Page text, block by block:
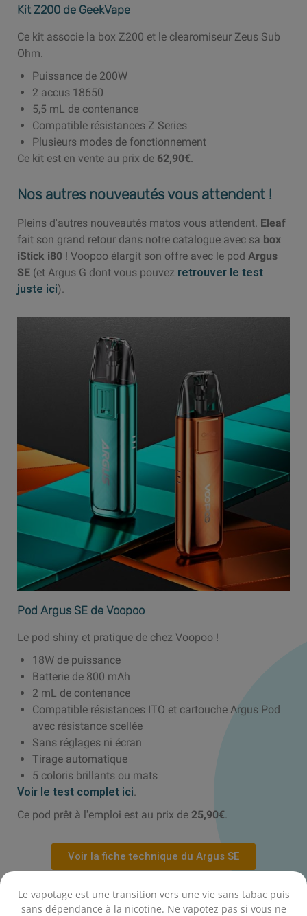
Le vapotage est une transition vers une vie sans tabac puis
sans dépendance à la nicotine. Ne vapotez pas si vous ne
Kit Z200 de GeekVape
Ce kit associe la box Z200 et le clearomiseur Zeus Sub
Ohm.
Puissance de 200W
2 accus 18650
5,5 mL de contenance
Compatible résistances Z Series
Plusieurs modes de fonctionnement
Ce kit est en vente au prix de 62,90€.
Nos autres nouveautés vous attendent !
Pleins d'autres nouveautés matos vous attendent. Eleaf
fait son grand retour dans notre catalogue avec sa box
iStick i80 ! Voopoo élargit son offre avec le pod Argus
SE (et Argus G dont vous pouvez retrouver le test
juste ici).
Pod Argus SE de Voopoo
Le pod shiny et pratique de chez Voopoo !
18W de puissance
Batterie de 800 mAh
2 mL de contenance
Compatible résistances ITO et cartouche Argus Pod
avec résistance scellée
Sans réglages ni écran
Tirage automatique
5 coloris brillants ou mats
Voir le test complet ici.
Ce pod prêt à l'emploi est au prix de 25,90€.
Voir la fiche technique du Argus SE